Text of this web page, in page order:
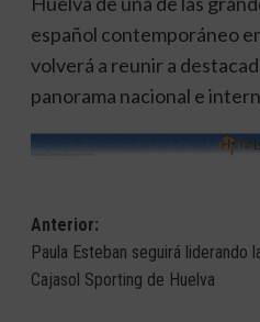
español contemporáneo
volverá a reunir a
panorama nacional e
Navegación
de
entradas
Anterior:
Paula Esteban seguirá liderando
Cajasol Sporting de Huelva